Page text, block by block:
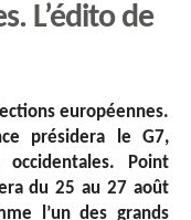
L’édito de
européennes.
présidera le G7,
occidentales. Point
du 25 au 27 août
l’un des grands